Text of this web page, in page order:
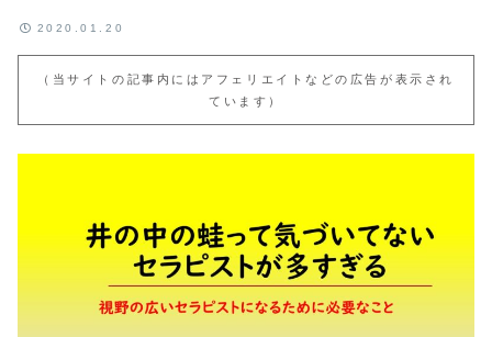
2020.01.20
（当サイトの記事内にはアフェリエイトなどの広告が表示され
ています）